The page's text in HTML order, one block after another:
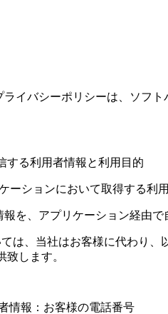
イバシーポリシーは、ソフ
する利用者情報と利用目的
ーションにおいて取得する利
報を、アプリケーション経由
は、当社はお客様に代わり、
致します。
情報：お客様の電話番号